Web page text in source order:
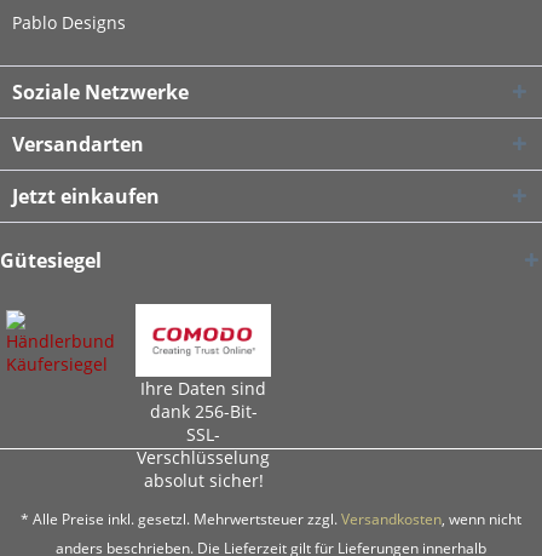
Pablo Designs
Soziale Netzwerke
Versandarten
Jetzt einkaufen
Gütesiegel
Ihre Daten sind
dank 256-Bit-
SSL-
Verschlüsselung
absolut sicher!
* Alle Preise inkl. gesetzl. Mehrwertsteuer zzgl.Versandkosten, wenn nicht
anders beschrieben. Die Lieferzeit gilt für Lieferungen innerhalb